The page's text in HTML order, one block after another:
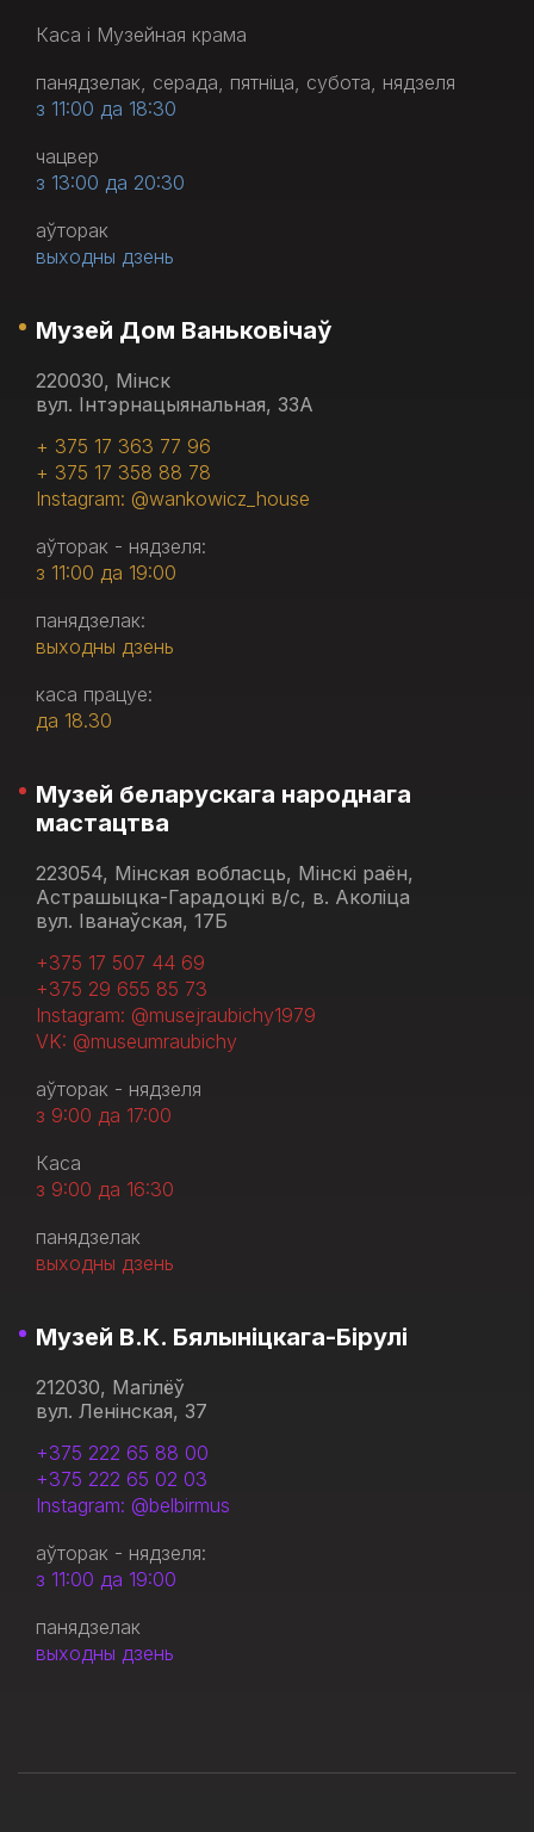
Каса і Музейная крама
панядзелак, серада, пятніца, субота, нядзеля
з 11:00 да 18:30
чацвер
з 13:00 да 20:30
аўторак
выходны дзень
Музей Дом Ваньковічаў
220030, Мінск
вул. Інтэрнацыянальная, 33А
+ 375 17 363 77 96
+ 375 17 358 88 78
Instagram: @wankowicz_house
аўторак - нядзеля:
з 11:00 да 19:00
панядзелак:
выходны дзень
каса працуе:
да 18.30
Музей беларускага народнага
мастацтва
223054, Мінская вобласць, Мінскі раён,
Астрашыцка-Гарадоцкі в/с, в. Аколіца
вул. Іванаўская, 17Б
+375 17 507 44 69
+375 29 655 85 73
Instagram: @musejraubichy1979
VK: @museumraubichy
аўторак - нядзеля
з 9:00 да 17:00
Каса
з 9:00 да 16:30
панядзелак
выходны дзень
Музей В.К. Бялыніцкага-Бірулі
212030, Магілёў
вул. Ленінская, 37
+375 222 65 88 00
+375 222 65 02 03
Instagram: @belbirmus
аўторак - нядзеля:
з 11:00 да 19:00
панядзелак
выходны дзень